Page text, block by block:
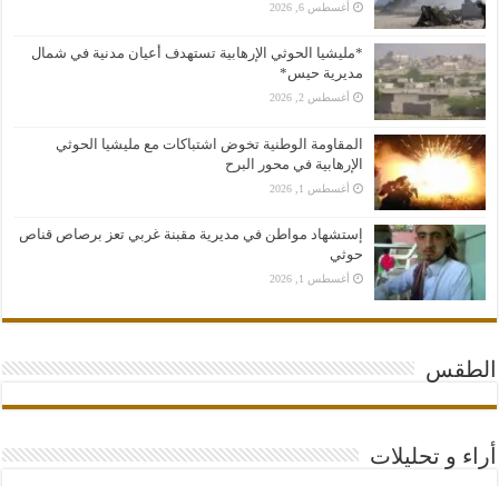
أغسطس 6, 2026
*مليشيا الحوثي الإرهابية تستهدف أعيان مدنية في شمال
مديرية حيس*
أغسطس 2, 2026
المقاومة الوطنية تخوض اشتباكات مع مليشيا الحوثي
الإرهابية في محور البرح
أغسطس 1, 2026
إستشهاد مواطن في مديرية مقبنة غربي تعز برصاص قناص
حوثي
أغسطس 1, 2026
الطقس
أراء و تحليلات